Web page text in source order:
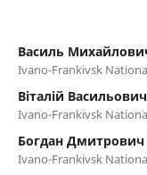
Василь
Ivano-Frankivsk
Віталій
Ivano-Frankivsk
Богдан Дмитрович
Ivano-Frankivsk